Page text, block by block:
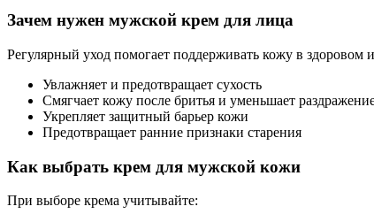
Зачем нужен мужской крем для лица
Регулярный уход помогает поддерживать кожу в
Увлажняет и предотвращает сухость
Смягчает кожу после бритья и уменьшает
Укрепляет защитный барьер кожи
Предотвращает ранние признаки старения
Как выбрать крем для мужской кожи
При выборе крема учитывайте: